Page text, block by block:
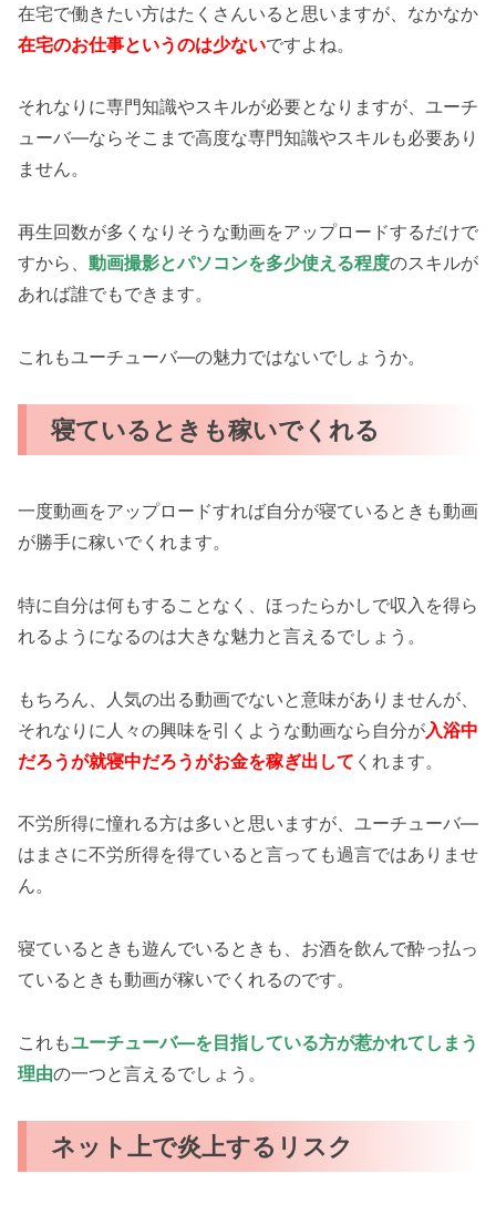
在宅で働きたい方はたくさんいると思いますが、なかなか
在宅のお仕事というのは少ないですよね。
それなりに専門知識やスキルが必要となりますが、ユーチ
ューバ―ならそこまで高度な専門知識やスキルも必要あり
ません。
再生回数が多くなりそうな動画をアップロードするだけで
すから、 動画撮影とパソコンを多少使える程度のスキルが
あれば誰でもできます。
これもユーチューバ―の魅力ではないでしょうか。
寝ているときも稼いでくれる
一度動画をアップロードすれば自分が寝ているときも動画
が勝手に稼いでくれます。
特に自分は何もすることなく、ほったらかしで収入を得ら
れるようになるのは大きな魅力と言えるでしょう。
もちろん、人気の出る動画でないと意味がありませんが、
それなりに人々の興味を引くような動画なら自分が入浴中
だろうが就寝中だろうがお金を稼ぎ出して くれます。
不労所得に憧れる方は多いと思いますが、ユーチューバ―
はまさに不労所得を得ていると言っても過言ではありませ
ん。
寝ているときも遊んでいるときも、お酒を飲んで酔っ払っ
ているときも動画が稼いでくれるのです。
これもユーチューバ―を目指している方が惹かれてしまう
理由の一つと言えるでしょう。
ネット上で炎上するリスク